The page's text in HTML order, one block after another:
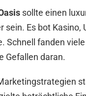
sollte einen
sein. Es bot Kasino,
Schnell fanden
Gefallen daran.